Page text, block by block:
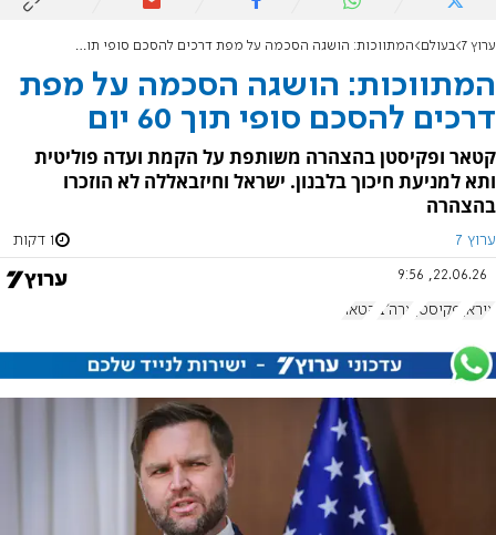
ערוץ 7 בעולם המתווכות: הושגה הסכמה על מפת דרכים להסכם סופי תוך 60 יום
המתווכות: הושגה הסכמה על מפת
דרכים להסכם סופי תוך 60 יום
קטאר ופקיסטן בהצהרה משותפת על הקמת ועדה פוליטית
ותא למניעת חיכוך בלבנון. ישראל וחיזבאללה לא הוזכרו
בהצהרה
ערוץ 7 1 דקות
22.06.26, 9:56
איראן פקיסטן ארה"ב קטאר